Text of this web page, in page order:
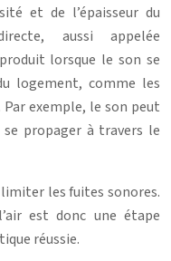
et de l’épaisseur du
aussi appelée
lorsque le son se
logement, comme les
exemple, le son peut
propager à travers le
limiter les fuites sonores.
est donc une étape
réussie.